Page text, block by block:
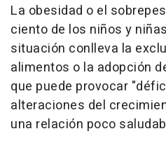
La obesidad o el
ciento de los niños y
situación conlleva la
alimentos o la adopción
que puede provocar
alteraciones del
una relación poco